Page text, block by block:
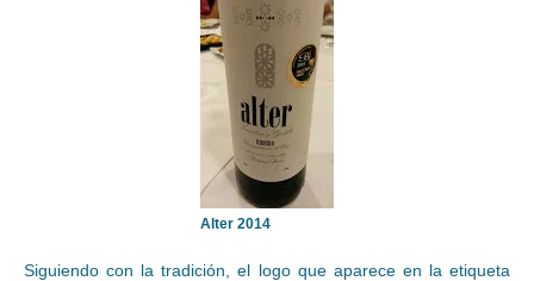
Alter 2014
Siguiendo con la tradición, el logo que aparece en la etiqueta